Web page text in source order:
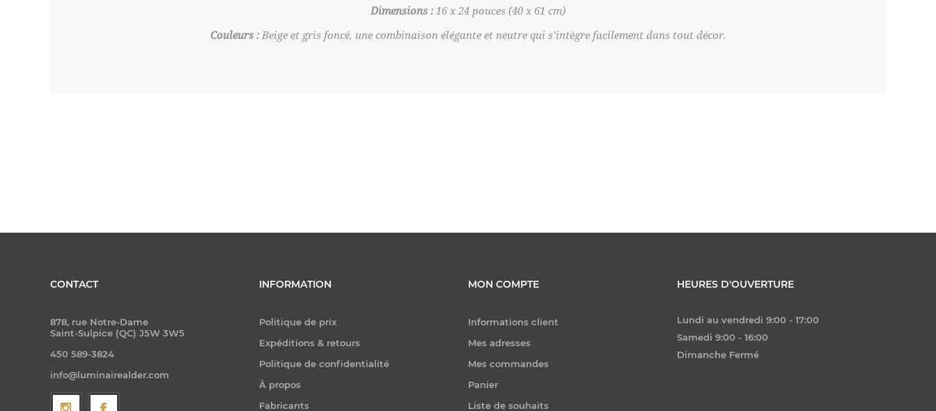
Dimensions :16 x 24 pouces (40 x 61 cm)
Couleurs :Beige et gris foncé, une combinaison élégante et neutre qui s’intègre facilement dans tout décor.
CONTACT
878, rue Notre-Dame
Saint-Sulpice (QC) J5W 3W5
450 589-3824
info@luminairealder.com
INFORMATION
Politique de prix
Expéditions & retours
Politique de confidentialité
À propos
Fabricants
MON COMPTE
Informations client
Mes adresses
Mes commandes
Panier
Liste de souhaits
HEURES D'OUVERTURE
Lundi au vendredi 9:00 - 17:00
Samedi 9:00 - 16:00
Dimanche Fermé